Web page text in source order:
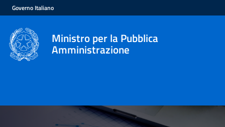
Governo Italiano
Ministro per la Pubblica
Amministrazione